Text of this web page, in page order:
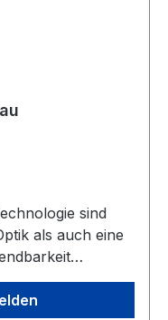
sind
als auch eine
h. blau, d.